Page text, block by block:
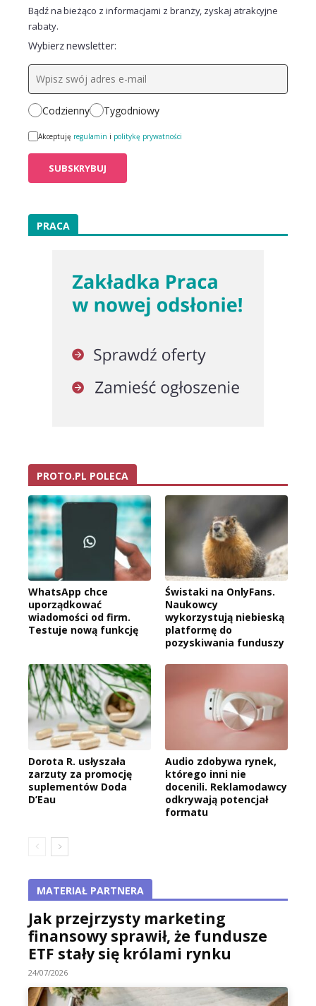
Bądź na bieżąco z informacjami z branży, zyskaj atrakcyjne
rabaty.
Wybierz newsletter:
Codzienny Tygodniowy
Akceptuję regulamin i politykę prywatności
PRACA
PROTO.PL POLECA
WhatsApp chce
uporządkować
wiadomości od firm.
Testuje nową funkcję
Świstaki na OnlyFans.
Naukowcy
wykorzystują niebieską
platformę do
pozyskiwania funduszy
Dorota R. usłyszała
zarzuty za promocję
suplementów Doda
D’Eau
Audio zdobywa rynek,
którego inni nie
docenili. Reklamodawcy
odkrywają potencjał
formatu
MATERIAŁ PARTNERA
Jak przejrzysty marketing
finansowy sprawił, że fundusze
ETF stały się królami rynku
24/07/2026